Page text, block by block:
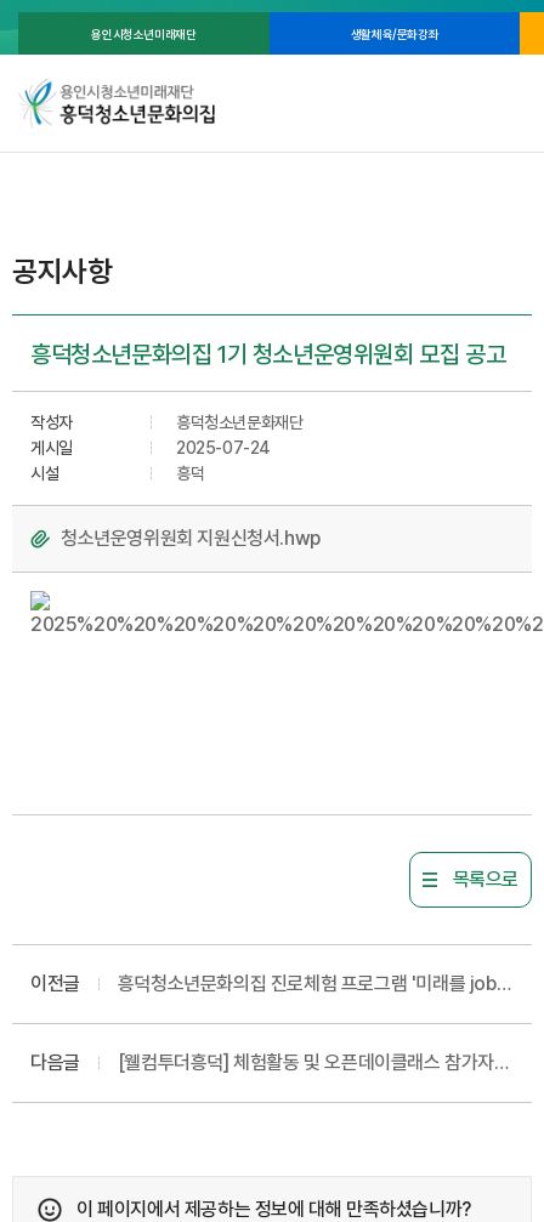
용인시청소년미래재단 생활체육/문화강좌
공지사항
흥덕청소년문화의집 1기 청소년운영위원회 모집 공고
작성자
흥덕청소년문화재단
게시일
2025-07-24
시설
흥덕
청소년운영위원회 지원신청서.hwp
목록으로
이전글
흥덕청소년문화의집 진로체험 프로그램 '미래를 job는
다음글
[웰컴투더흥덕] 체험활동 및 오픈데이클래스 참가자
이 페이지에서 제공하는 정보에 대해 만족하셨습니까?